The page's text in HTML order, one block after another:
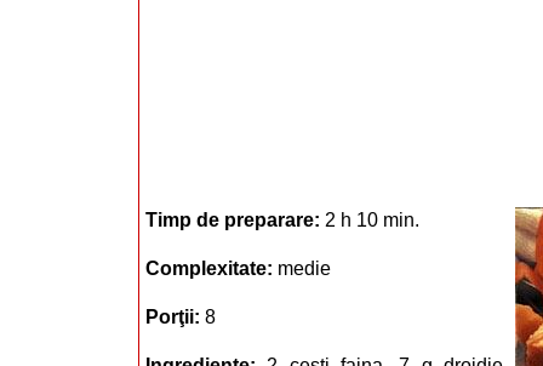
Timp de preparare: 2 h 10 min.
Complexitate: medie
Porţii: 8